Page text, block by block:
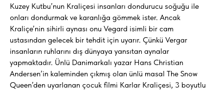
Kuzey Kutbu’nun Kraliçesi insanları dondurucu soğuğu ile
onları dondurmak ve karanlığa gömmek ister. Ancak
Kraliçe’nin sihirli aynası onu Vegard isimli bir cam
ustasından gelecek bir tehdit için uyarır. Çünkü Vergar
insanların ruhlarını dış dünyaya yansıtan aynalar
yapmaktadır. Ünlü Danimarkalı yazar Hans Christian
Andersen’in kaleminden çıkmış olan ünlü masal The Snow
Queen’den uyarlanan çocuk filmi Karlar Kraliçesi, 3 boyutlu
Записаться на бесплатный урок
Написать в
WhatsApp
Написать в Telegram